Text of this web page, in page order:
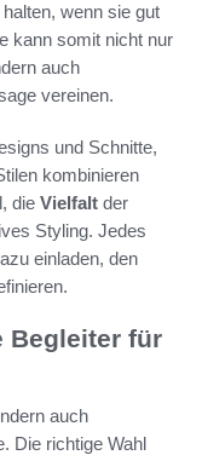
wenn sie gut
kann somit nicht nur
auch
vereinen.
und Schnitte,
kombinieren
die Vielfalt der
Styling. Jedes
einladen, den
Begleiter für
auch
Die richtige Wahl